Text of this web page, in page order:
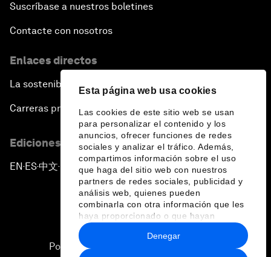
Esta página web usa cookies
Las cookies de este sitio web se usan
para personalizar el contenido y los
anuncios, ofrecer funciones de redes
sociales y analizar el tráfico. Además,
compartimos información sobre el uso
que haga del sitio web con nuestros
partners de redes sociales, publicidad y
análisis web, quienes pueden
combinarla con otra información que les
haya proporcionado o que hayan
recopilado a partir del uso que haya
hecho de sus servicios.
Denegar
Suscríbase a nuestros boletines
Contacte con nosotros
Enlaces directos
La sostenibilidad en el Foro
Carreras profesionales
Ediciones en otros idiomas
EN ▪ ES▪中文▪ 日本語
Política de privacidad y normas de uso